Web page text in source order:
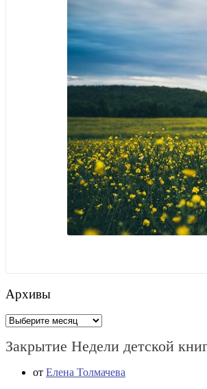
Архивы
Архивы
Закрытие Недели детской
от Елена Толмачева